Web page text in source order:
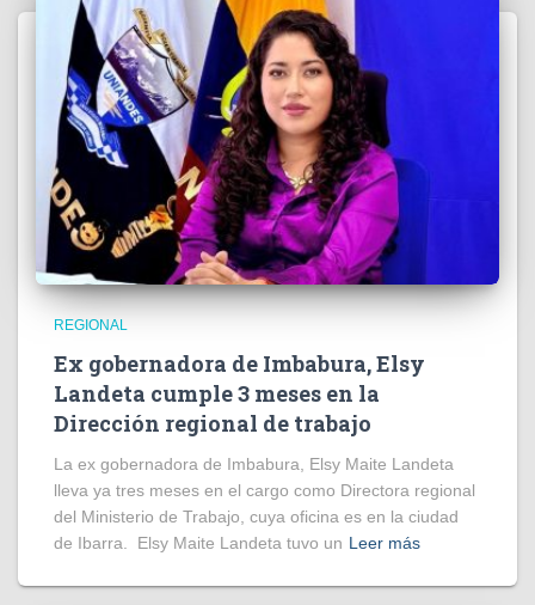
REGIONAL
Ex gobernadora de Imbabura, Elsy
Landeta cumple 3 meses en la
Dirección regional de trabajo
La ex gobernadora de Imbabura, Elsy Maite Landeta
lleva ya tres meses en el cargo como Directora regional
del Ministerio de Trabajo, cuya oficina es en la ciudad
de Ibarra. Elsy Maite Landeta tuvo un Leer más